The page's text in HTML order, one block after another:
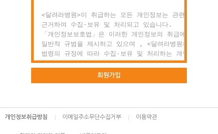
      전항과 같은 방법으로 효력이 발생합니다.
제3조 약관 외 준칙
  이 약관에 명시되지 않은 사항이 관계법령에 규정되어
  있을 경우에는 그 규정에 따릅니다.
○ 제2장 회원 가입과 서비스 이용
  양식을 작성하고 'ID'와 '비밀번호'를 발급받은 사람을
<달려라병원>이 취급하는 모든 개인정보는 관련 법령에
근거하여 수집·보유 및 처리되고 있습니다.
「개인정보보호법」은 이러한 개인정보의 취급에 대한
일반적 규범을 제시하고 있으며 , <달려라병원>은 이러한
법령의 규정에 따라 수집·보유 및 처리하는 개인정보를
공공업무의 적절한 수행과 정보주체의 권익을 보호하기
위해 적법하고 적정하게 취급할 것입니다.
권익의 침해 등에 대하여 행정심판법에서 정하는 바에 따
회원가입
개인정보취급방침 이메일주소무단수집거부 이용약관